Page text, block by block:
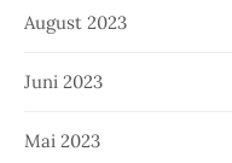
August 2023
Juni 2023
Mai 2023